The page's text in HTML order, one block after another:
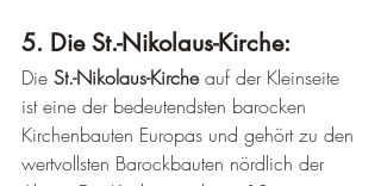
5. Die St.-Nikolaus-Kirche:
Die St.-Nikolaus-Kirche auf der Kleinseite
ist eine der bedeutendsten barocken
Kirchenbauten Europas und gehört zu den
wertvollsten Barockbauten nördlich der